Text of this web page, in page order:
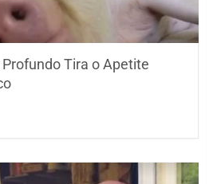
Tira o Apetite